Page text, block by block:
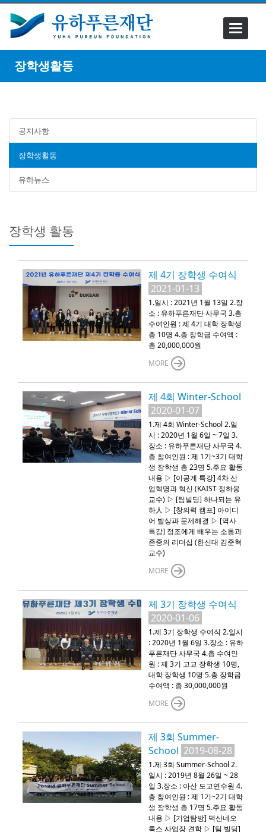
Toggle
장학생활동
공지사항
장학생활동
유하뉴스
장학생 활동
제 4기 장학생 수여식
2021-01-13
1.일시 : 2021년 1월 13일 2.장
소 : 유하푸른재단 사무국 3.총
수여인원 : 제 4기 대학 장학생
총 10명 4.총 장학금 수여액 :
총 20,000,000원
MORE
제 4회 Winter-School
2020-01-07
1.제 4회 Winter-School 2.일
시 : 2020년 1월 6일 ~ 7일 3.
장소 : 유하푸른재단 사무국 4.
총 참여인원 : 제 1기~3기 대학
생 장학생 총 23명 5.주요 활동
내용 ▷ [이공계 특강] 4차 산
업혁명과 혁신 (KAIST 정하웅
교수) ▷ [팀빌딩] 하나되는 유
하人 ▷ [창의력 캠프] 아이디
어 발상과 문제해결 ▷ [역사
특강] 정조에게 배우는 소통과
존중의 리더십 (한신대 김준혁
교수)
MORE
제 3기 장학생 수여식
2020-01-06
1.제 3기 장학생 수여식 2.일시
: 2020년 1월 6일 3.장소 : 유하
푸른재단 사무국 4.총 수여인
원 : 제 3기 고교 장학생 10명,
대학 장학생 10명 5.총 장학금
수여액 : 총 30,000,000원
MORE
제 3회 Summer-
School 2019-08-28
1.제 3회 Summer-School 2.
일시 : 2019년 8월 26일 ~ 28
일 3.장소 : 아산 도고연수원 4.
총 참여인원 : 제 1기~2기 대학
생 장학생 총 17명 5.주요 활동
내용 ▷ [기업탐방] 덕산네오
룩스 사업장 견학 ▷ [팀 빌딩]